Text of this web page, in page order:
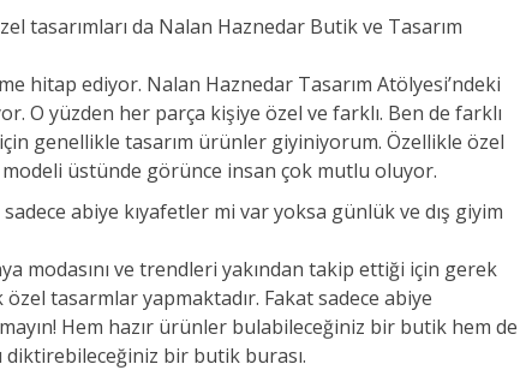
tasarımları da Nalan Haznedar Butik ve Tasarım
hitap ediyor. Nalan Haznedar Tasarım Atölyesi’ndeki
O yüzden her parça kişiye özel ve farklı. Ben de farklı
genellikle tasarım ürünler giyiniyorum. Özellikle özel
modeli üstünde görünce insan çok mutlu oluyor.
abiye kıyafetler mi var yoksa günlük ve dış giyim
modasını ve trendleri yakından takip ettiği için gerek
tasarmlar yapmaktadır. Fakat sadece abiye
Hem hazır ürünler bulabileceğiniz bir butik hem de
bir butik burası.